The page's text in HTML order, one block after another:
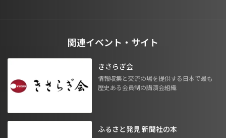
関連イベント・サイト
きさらぎ会
情報収集と交流の場を提供する日本で最も
歴史ある会員制の講演会組織
ふるさと発見 新聞社の本